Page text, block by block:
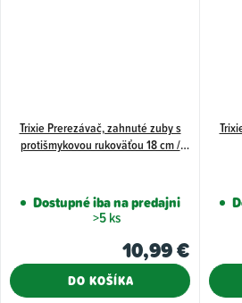
Trixie Prerezávač, zahnuté zuby s
protišmykovou rukoväťou 18 cm /
Dostupné iba na predajni
>5 ks
10,99 €
DO KOŠÍKA